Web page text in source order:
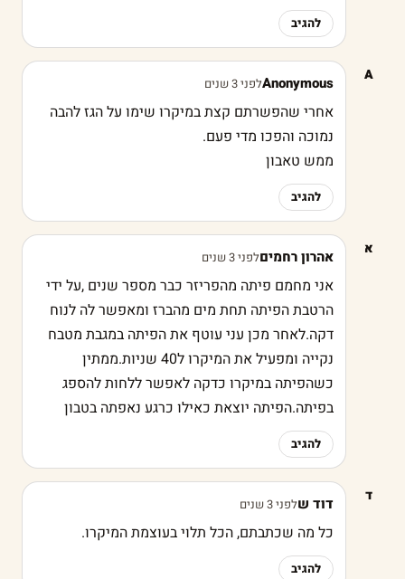
להגיב
A
Anonymousלפני 3 שנים
אחרי שהפשרתם קצת במיקרו שימו על הגז להבה
נמוכה והפכו מדי פעם.
ממש טאבון
להגיב
א אהרון רחמיםלפני 3 שנים
אני מחמם פיתה מהפריזר כבר מספר שנים ,על ידי
הרטבת הפיתה תחת מים מהברז ומאפשר לה לנוח
דקה.לאחר מכן עני עוטף את הפיתה במגבת מטבח
נקייה ומפעיל את המיקרו ל40 שניות.ממתין
כשהפיתה במיקרו כדקה לאפשר ללחות להספג
בפיתה.הפיתה יוצאת כאילו כרגע נאפתה בטבון
להגיב
ד דוד שלפני 3 שנים
כל מה שכתבתם, הכל תלוי בעוצמת המיקרו.
להגיב